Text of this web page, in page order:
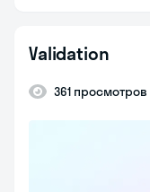
Validation
361 просмотров